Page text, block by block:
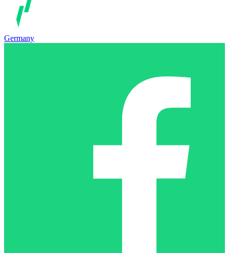
Germany